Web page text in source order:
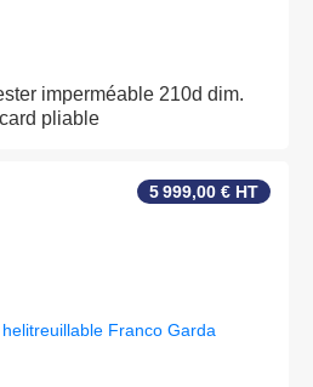
imperméable 210d dim.
pliable
5 999,00 € HT